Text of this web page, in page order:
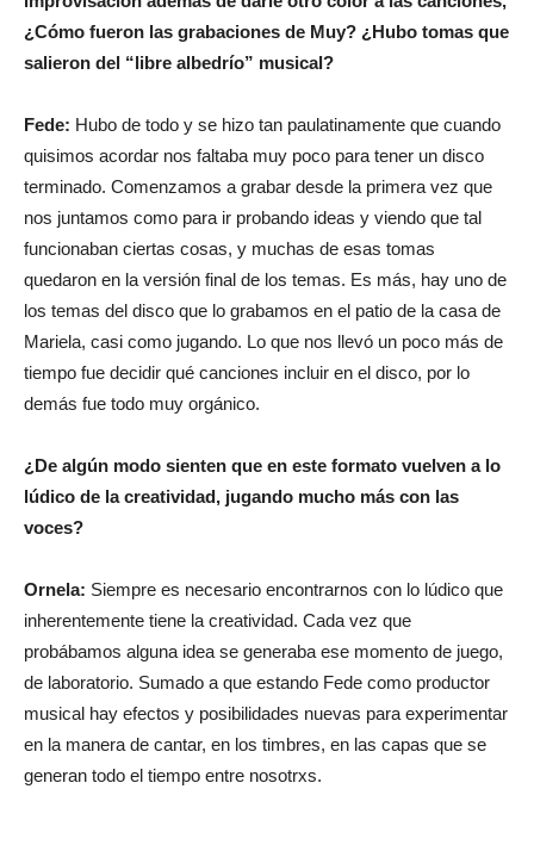
¿Cómo fueron las grabaciones de Muy? ¿Hubo tomas que
salieron del “libre albedrío” musical?
Fede: Hubo de todo y se hizo tan paulatinamente que cuando
quisimos acordar nos faltaba muy poco para tener un disco
terminado. Comenzamos a grabar desde la primera vez que
nos juntamos como para ir probando ideas y viendo que tal
funcionaban ciertas cosas, y muchas de esas tomas
quedaron en la versión final de los temas. Es más, hay uno de
los temas del disco que lo grabamos en el patio de la casa de
Mariela, casi como jugando. Lo que nos llevó un poco más de
tiempo fue decidir qué canciones incluir en el disco, por lo
demás fue todo muy orgánico.
¿De algún modo sienten que en este formato vuelven a lo
lúdico de la creatividad, jugando mucho más con las
voces?
Ornela: Siempre es necesario encontrarnos con lo lúdico que
inherentemente tiene la creatividad. Cada vez que
probábamos alguna idea se generaba ese momento de juego,
de laboratorio. Sumado a que estando Fede como productor
musical hay efectos y posibilidades nuevas para experimentar
en la manera de cantar, en los timbres, en las capas que se
generan todo el tiempo entre nosotrxs.